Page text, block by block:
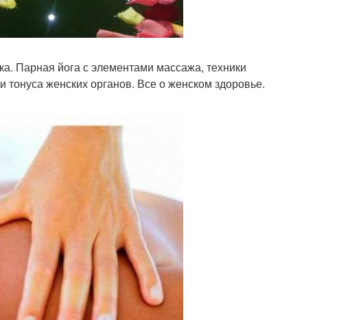
Парная йога с элементами массажа, техники
женских органов. Все о женском здоровье.